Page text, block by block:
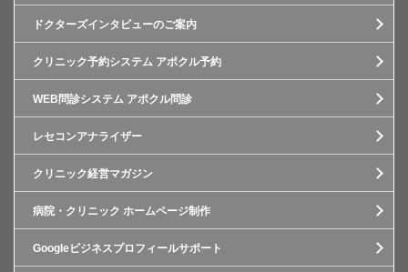
ドクターズインタビューのご案内
クリニック予約システム アポクル予約
WEB問診システム アポクル問診
レセコンアナライザー
クリニック経営マガジン
病院・クリニック ホームページ制作
Googleビジネスプロフィールサポート